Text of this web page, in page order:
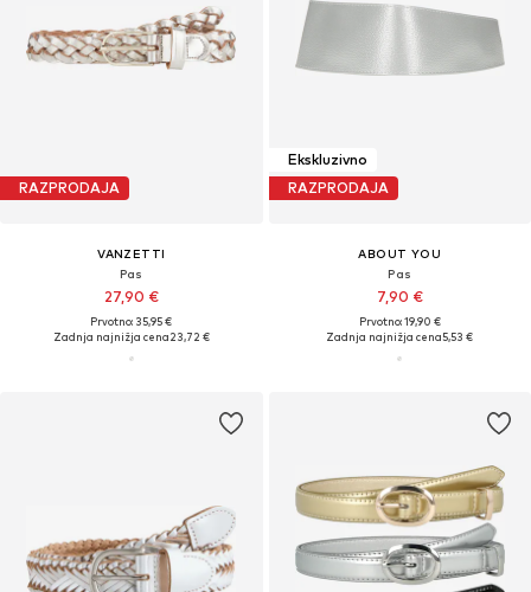
RAZPRODAJA
VANZETTI
Pas
27,90 €
Prvotno: 35,95 €
Zadnja najnižja cena23,72 €
Ekskluzivno
RAZPRODAJA
ABOUT YOU
Pas
7,90 €
Prvotno: 19,90 €
Zadnja najnižja cena5,53 €